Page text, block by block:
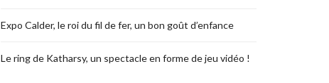
Expo Calder, le roi du fil de fer, un bon goût d’enfance
Le ring de Katharsy, un spectacle en forme de jeu vidéo !